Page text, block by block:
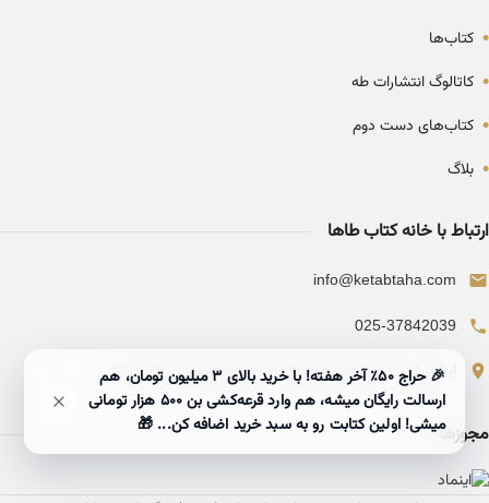
• کتاب‌ها
• کاتالوگ انتشارات طه
• کتاب‌های دست دوم
• بلاگ
ارتباط با خانه کتاب طاها
info@ketabtaha.com
025-37842039
ایران، قم، بلوار معلم، مجتمع ناشران، طبقه سوم، واحد ۳۱۴
مجوزها
🎉 حراج ۵۰٪ آخر هفته! با خرید بالای 3 میلیون تومان، هم
ارسالت رایگان میشه، هم وارد قرعه‌کشی بن ۵۰۰ هزار تومانی
میشی! اولین کتابت رو به سبد خرید اضافه کن... 🎁